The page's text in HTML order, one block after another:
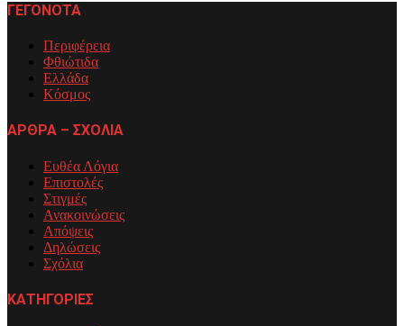
ΓΕΓΟΝΟΤΑ
Περιφέρεια
Φθιώτιδα
Ελλάδα
Κόσμος
ΑΡΘΡΑ – ΣΧΟΛΙΑ
Ευθέα Λόγια
Επιστολές
Στιγμές
Ανακοινώσεις
Απόψεις
Δηλώσεις
Σχόλια
ΚΑΤΗΓΟΡΙΕΣ